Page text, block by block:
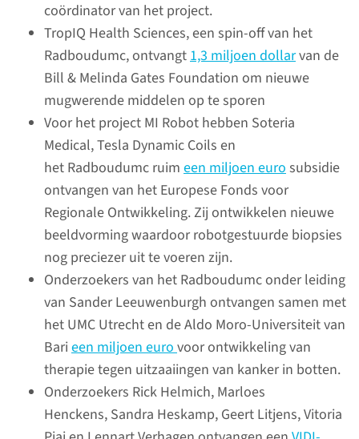
coördinator van het project.
TropIQ Health Sciences, een spin-off van het
Radboudumc, ontvangt1,3 miljoen dollarvan de
Bill & Melinda Gates Foundation om nieuwe
mugwerende middelen op te sporen
Voor het project MI Robot hebben Soteria
Medical, Tesla Dynamic Coils en
het Radboudumc ruim een miljoen eurosubsidie
ontvangen van het Europese Fonds voor
Regionale Ontwikkeling. Zij ontwikkelen nieuwe
beeldvorming waardoor robotgestuurde biopsies
nog preciezer uit te voeren zijn.
Onderzoekers van het Radboudumc onder leiding
van Sander Leeuwenburgh ontvangen samen met
het UMC Utrecht en de Aldo Moro-Universiteit van
Barieen miljoen eurovoor ontwikkeling van
therapie tegen uitzaaiingen van kanker in botten.
Onderzoekers Rick Helmich, Marloes
Henckens, Sandra Heskamp, Geert Litjens, Vitoria
Online Wereld­
kankerdag
Op 4 februari 2021 brachten we
'kanker in beeld' tijdens
Wereldkankerdag, in de vorm
van een online open dag. Het
gevarieerde programma werd
goed bezocht.
lees meer